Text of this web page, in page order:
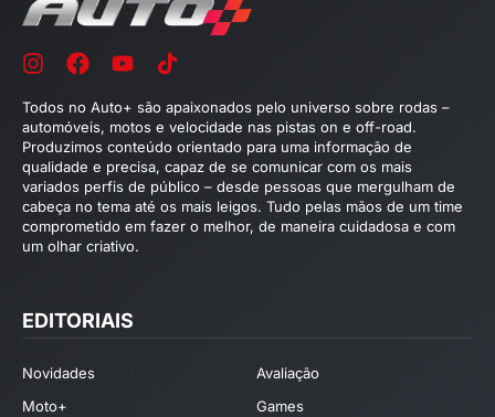
Todos no Auto+ são apaixonados pelo universo sobre rodas –
automóveis, motos e velocidade nas pistas on e off-road.
Produzimos conteúdo orientado para uma informação de
qualidade e precisa, capaz de se comunicar com os mais
variados perfis de público – desde pessoas que mergulham de
cabeça no tema até os mais leigos. Tudo pelas mãos de um time
comprometido em fazer o melhor, de maneira cuidadosa e com
um olhar criativo.
EDITORIAIS
Novidades
Avaliação
Moto+
Games